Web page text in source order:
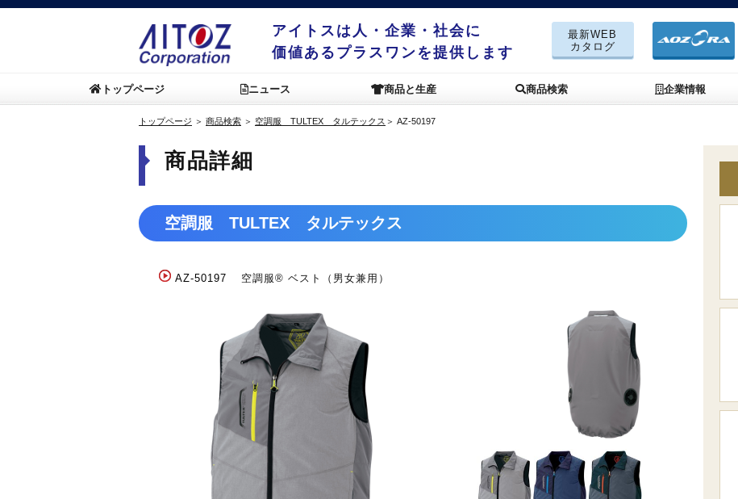
アイトスは人・企業・社会に
価値あるプラスワンを提供します
最新WEB
カタログ
トップページ ニュース 商品と生産 商品検索 企業情報
トップページ ＞ 商品検索 ＞ 空調服 TULTEX タルテックス ＞ AZ-50197
商品詳細
空調服 TULTEX タルテックス
AZ-50197 空調服® ベスト（男女兼用）